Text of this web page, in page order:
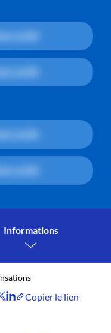
Informations
Copier le lien